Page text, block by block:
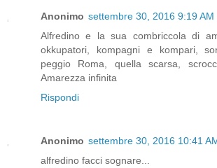
Anonimo settembre 30, 2016 9:19 AM
Alfredino e la sua combriccola di
okkupatori, kompagni e kompari,
peggio Roma, quella scarsa,
Amarezza infinita
Rispondi
Anonimo settembre 30, 2016 10:41
alfredino facci sognare...